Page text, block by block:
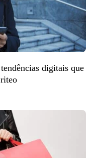
digitais que